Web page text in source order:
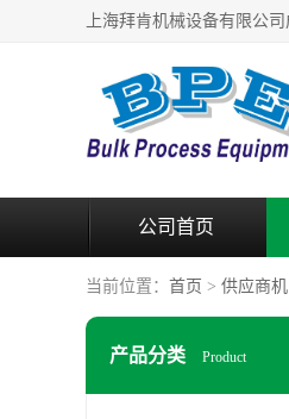
公司首页
当前位置： 首页 > 供应商机
产品分类 Product